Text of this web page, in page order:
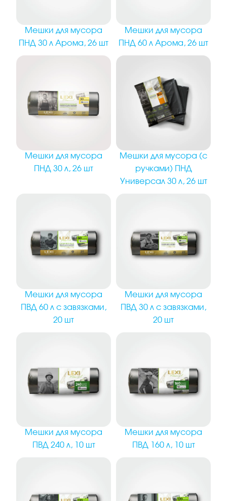
Мешки для мусора
ПНД 30 л Арома, 26 шт
Мешки для мусора
ПНД 60 л Арома, 26 шт
Мешки для мусора
ПНД 30 л, 26 шт
Мешки для мусора (с
ручками) ПНД
Универсал 30 л, 26 шт
Мешки для мусора
ПВД 60 л с завязками,
20 шт
Мешки для мусора
ПВД 30 л с завязками,
20 шт
Мешки для мусора
ПВД 240 л, 10 шт
Мешки для мусора
ПВД 160 л, 10 шт